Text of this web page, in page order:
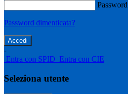
Password
Password dimenticata?
-
Entra con SPID Entra con CIE
Seleziona utente